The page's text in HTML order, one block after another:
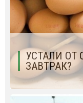
УСТАЛИ
ЗАВТРАК?